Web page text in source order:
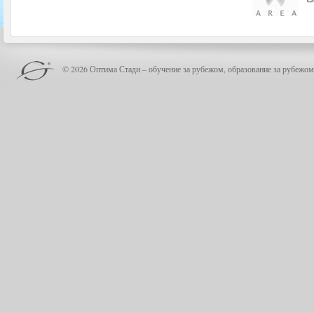
© 2026 Оптима Стади – обучение за рубежом, образование за